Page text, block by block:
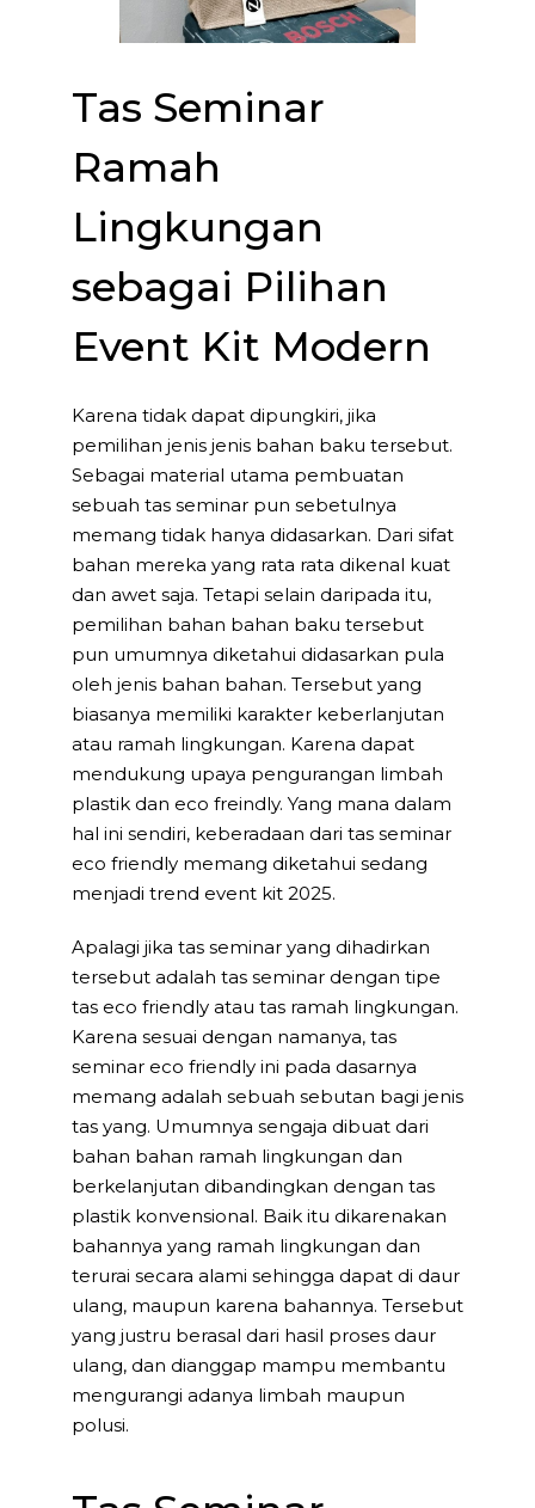
Tas Seminar
Ramah
Lingkungan
sebagai Pilihan
Event Kit Modern
Karena tidak dapat dipungkiri, jika
pemilihan jenis jenis bahan baku tersebut.
Sebagai material utama pembuatan
sebuah tas seminar pun sebetulnya
memang tidak hanya didasarkan. Dari sifat
bahan mereka yang rata rata dikenal kuat
dan awet saja. Tetapi selain daripada itu,
pemilihan bahan bahan baku tersebut
pun umumnya diketahui didasarkan pula
oleh jenis bahan bahan. Tersebut yang
biasanya memiliki karakter keberlanjutan
atau ramah lingkungan. Karena dapat
mendukung upaya pengurangan limbah
plastik dan eco freindly. Yang mana dalam
hal ini sendiri, keberadaan dari tas seminar
eco friendly memang diketahui sedang
menjadi trend event kit 2025.
Apalagi jika tas seminar yang dihadirkan
tersebut adalah tas seminar dengan tipe
tas eco friendly atau tas ramah lingkungan.
Karena sesuai dengan namanya, tas
seminar eco friendly ini pada dasarnya
memang adalah sebuah sebutan bagi jenis
tas yang. Umumnya sengaja dibuat dari
bahan bahan ramah lingkungan dan
berkelanjutan dibandingkan dengan tas
plastik konvensional. Baik itu dikarenakan
bahannya yang ramah lingkungan dan
terurai secara alami sehingga dapat di daur
ulang, maupun karena bahannya. Tersebut
yang justru berasal dari hasil proses daur
ulang, dan dianggap mampu membantu
mengurangi adanya limbah maupun
polusi.